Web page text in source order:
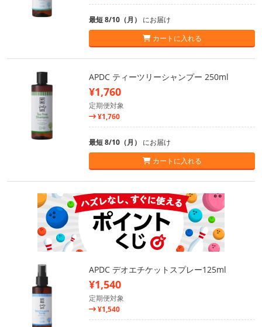
最短 8/10（月） にお届け
カートに入れる
APDC ティーツリーシャンプー 250ml
¥1,760
定期便対象
¥1,760
最短 8/10（月） にお届け
カートに入れる
APDC デオエチケットスプレー125ml
¥1,540
定期便対象
¥1,540